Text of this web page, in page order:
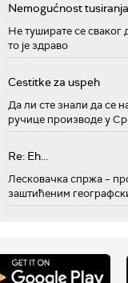
Nemogućnost tusiranja
Не туширате се сваког
то је здраво
Cestitke za uspeh
Да ли сте знали да се
ручице производе у
Re: Eh...
Лесковачка спржа –
заштићеним